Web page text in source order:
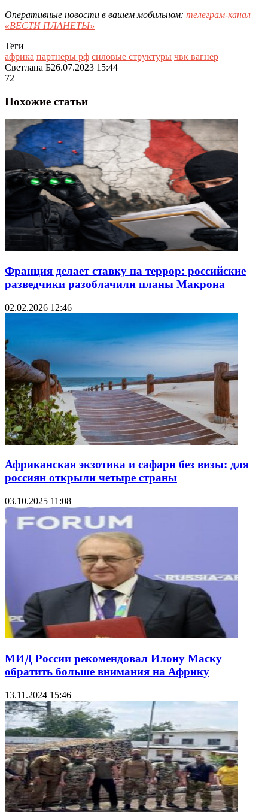
Оперативные новости в вашем мобильном: телеграм-канал
«ВЕСТИ ПЛАНЕТЫ»
Теги
африка партнеры рф силовые структуры чвк вагнер
Светлана Б26.07.2023 15:44
72
Похожие статьи
Франция делает ставку на террор: российские
разведчики разоблачили планы Макрона
02.02.2026 12:46
Африканская экзотика и сафари без визы: для
россиян открыли четыре страны
03.10.2025 11:08
МИД России рекомендовал Илону Маску
обратить больше внимания на Африку
13.11.2024 15:46